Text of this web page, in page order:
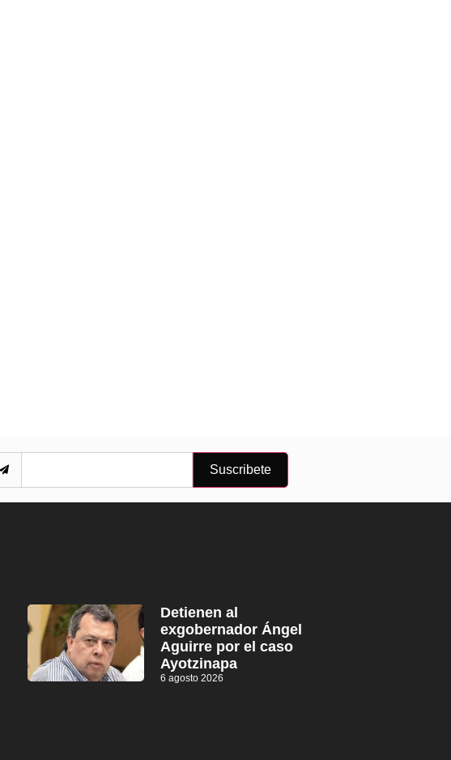
Suscribete
Detienen al
exgobernador Ángel
Aguirre por el caso
Ayotzinapa
6 agosto 2026